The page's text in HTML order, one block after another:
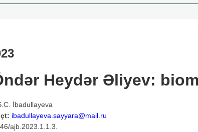
Heydər Əliyev:
İbadullayeva
ibadullayeva.sayyara@mail.ru
ajb.2023.1.1.3.